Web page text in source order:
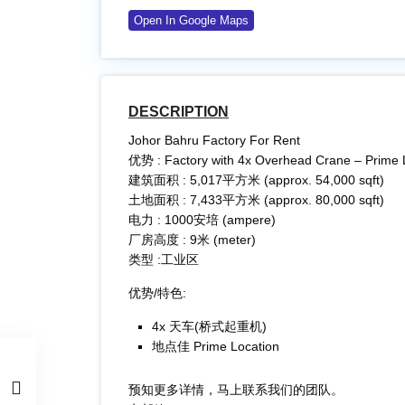
Open In Google Maps
DESCRIPTION
Johor Bahru Factory For Rent
优势 : Factory with 4x Overhead Crane – Prime
建筑面积 : 5,017平方米 (approx. 54,000 sqft)
土地面积 : 7,433平方米 (approx. 80,000 sqft)
电力 : 1000安培 (ampere)
厂房高度 : 9米 (meter)
类型 :工业区
优势/特色:​
4x 天车(桥式起重机)
地点佳 Prime Location​
预知更多详情，马上联系我们的团队。